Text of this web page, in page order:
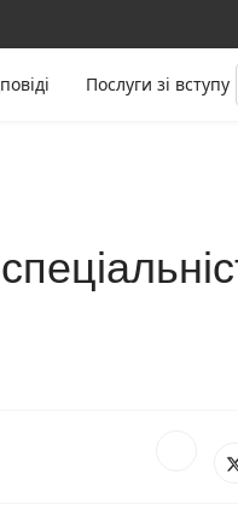
Послуги зі вступу